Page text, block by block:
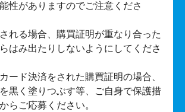
性がありますのでご注意くださ
れる場合、購買証明が重なり合った
はみ出たりしないようにしてくださ
ード決済をされた購買証明の場合、
黒く塗りつぶす等、ご自身で保護措
らご応募ください。